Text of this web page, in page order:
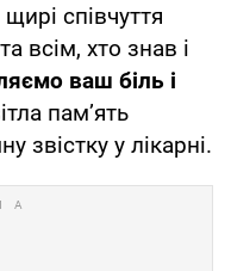
співчуття
всім, хто знав і
ваш біль і
пам’ять
звістку у лікарні.